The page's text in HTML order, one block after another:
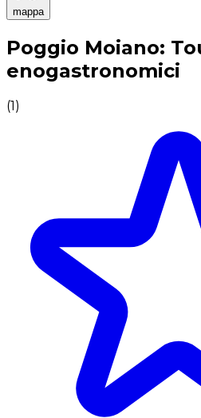
mappa
Esperienze culinarie
Poggio Moiano:
enogastronomici
(1)